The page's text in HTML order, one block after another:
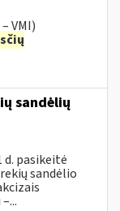
VMI)
sandėlių
d. pasikeitė
sandėlio